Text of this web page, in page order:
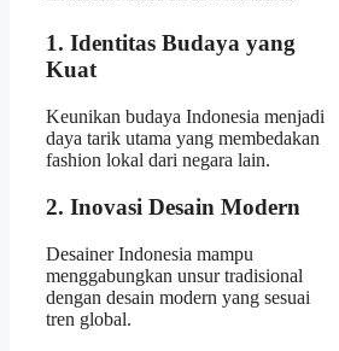
1. Identitas Budaya yang
Kuat
Keunikan budaya Indonesia menjadi
daya tarik utama yang membedakan
fashion lokal dari negara lain.
2. Inovasi Desain Modern
Desainer Indonesia mampu
menggabungkan unsur tradisional
dengan desain modern yang sesuai
tren global.